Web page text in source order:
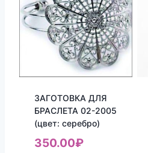
ЗАГОТОВКА ДЛЯ
БРАСЛЕТА 02-2005
(цвет: серебро)
350.00₽